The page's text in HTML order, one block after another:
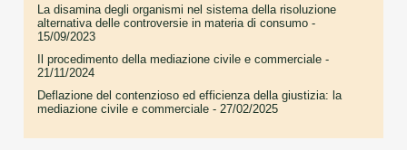
La disamina degli organismi nel sistema della risoluzione
alternativa delle controversie in materia di consumo -
15/09/2023
Il procedimento della mediazione civile e commerciale -
21/11/2024
Deflazione del contenzioso ed efficienza della giustizia: la
mediazione civile e commerciale - 27/02/2025